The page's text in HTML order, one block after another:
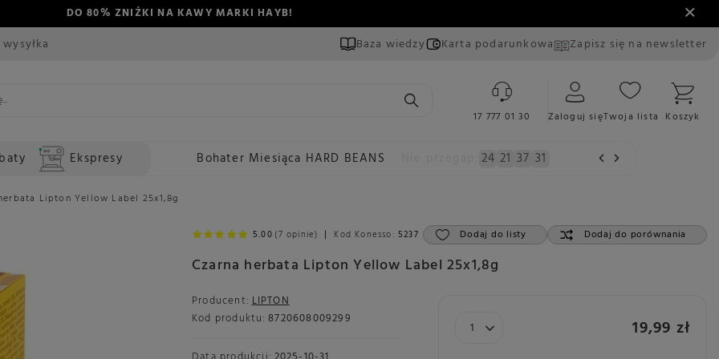
DO 80% ZNIŻKI NA KAWY MARKI HAYB!
Baza wiedzy Karta podarunkowa Zapisz się na newsletter
17 777 01 30 Zaloguj sięTwoja lista Koszyk
Ekspresy Bohater Miesiąca HARD BEANS 24 21 37 30
Lipton Yellow Label 25x1,8g
Czarna herbata Lipton Yellow Label 25x1,8g
5.00 (7 opinie) Kod Konesso: 5237 Dodaj do listy Dodaj do porównania
Producent: LIPTON
Kod produktu: 8720608009299 19,99 zł